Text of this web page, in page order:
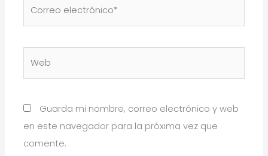
Guarda mi nombre, correo electrónico y web
en este navegador para la próxima vez que
comente.